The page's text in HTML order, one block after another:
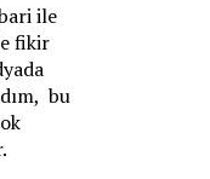
ile
fikir
bu